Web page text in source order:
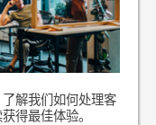
解我们如何处理客
得最佳体验。